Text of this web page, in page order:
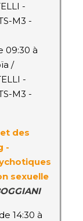
-
M3 -
09:30 à
/
-
M3 -
des
-
sexuelle
14:30 à